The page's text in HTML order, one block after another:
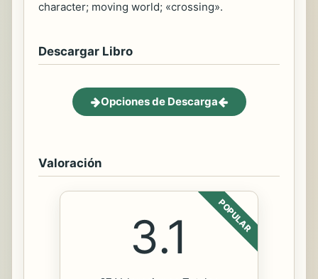
character; moving world; «crossing».
Descargar Libro
Opciones de Descarga
Valoración
POPULAR
3.1